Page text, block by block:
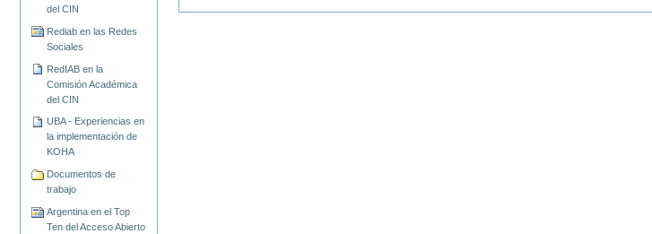
del CIN
Rediab en las Redes
Sociales
RedIAB en la
Comisión Académica
del CIN
UBA - Experiencias en
la implementación de
KOHA
Documentos de
trabajo
Argentina en el Top
Ten del Acceso Abierto